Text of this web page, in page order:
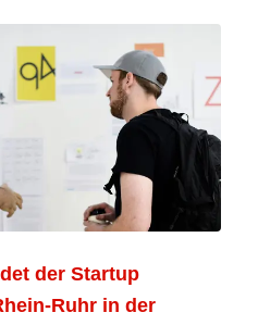
der Startup
Ruhr in der